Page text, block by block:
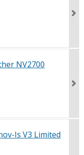
NV2700
Is V3 Limited